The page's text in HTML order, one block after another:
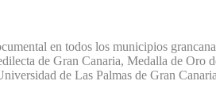
en todos los municipios
de Gran Canaria, Medalla de Oro
de Las Palmas de Gran